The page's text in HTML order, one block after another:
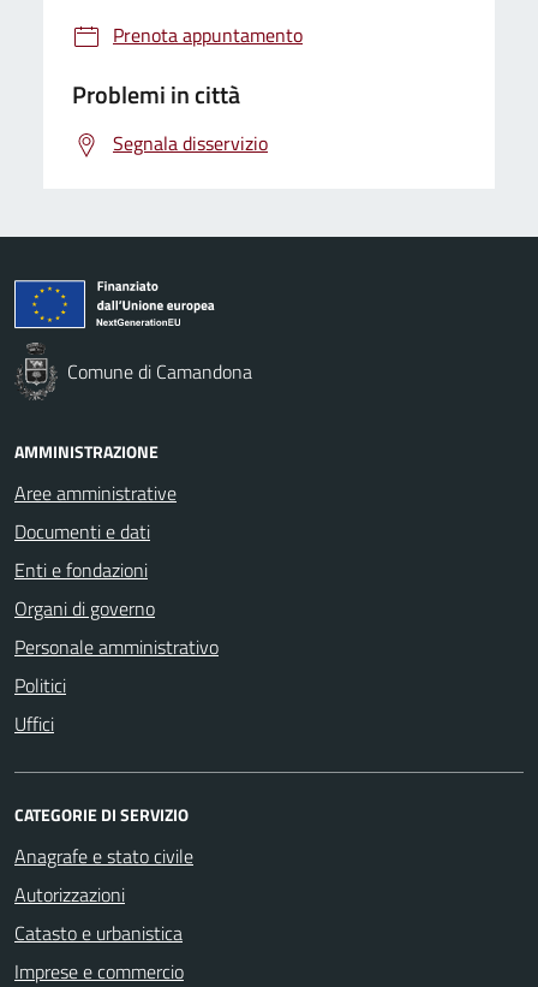
Prenota appuntamento
Problemi in città
Segnala disservizio
Comune di Camandona
AMMINISTRAZIONE
Aree amministrative
Documenti e dati
Enti e fondazioni
Organi di governo
Personale amministrativo
Politici
Uffici
CATEGORIE DI SERVIZIO
Anagrafe e stato civile
Autorizzazioni
Catasto e urbanistica
Imprese e commercio